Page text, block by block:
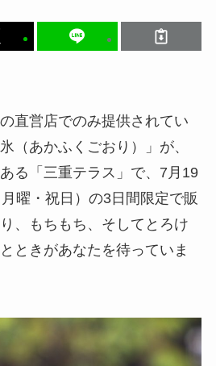
直営店でのみ提供されてい
（あかふくごおり）」が、
る「三重テラス」で、7月19
曜・祝日）の3日間限定で販
、もちもち、そしてとろけ
ときがあなたを待っていま